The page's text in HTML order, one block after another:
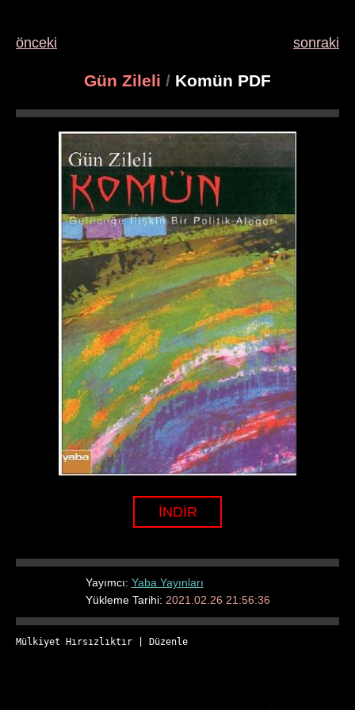
önceki sonraki
Gün Zileli / Komün PDF
İNDİR
Yayımcı: Yaba Yayınları
Yükleme Tarihi: 2021.02.26 21:56:36
Mülkiyet Hırsızlıktır Düzenle